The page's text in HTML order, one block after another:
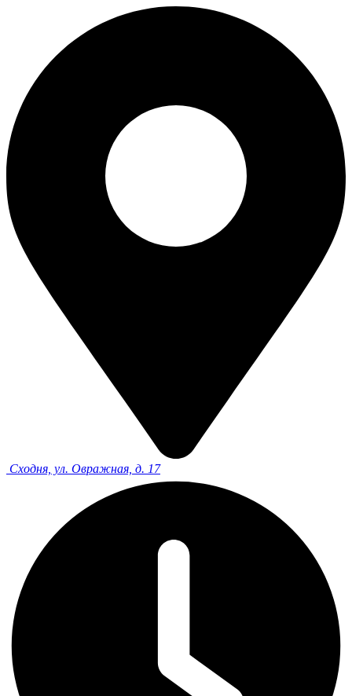
Сходня, ул. Овражная, д. 17